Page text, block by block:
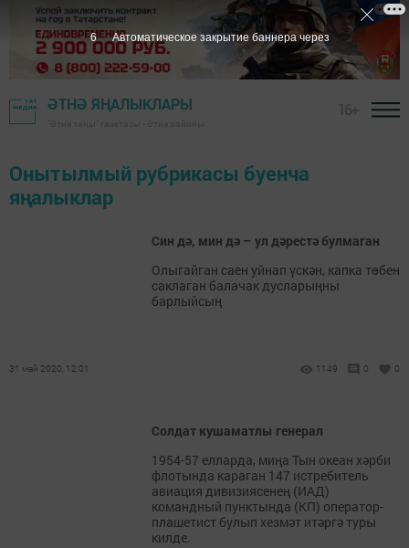
ӘТНӘ ЯҢАЛЫКЛАРЫ
Онытылмый рубрикасы буенча
яңалыклар
Син дә, мин дә – ул дәрестә булмаган
Олыгайган саен уйнап үскән, капка төбен
саклаган балачак дусларыңны
барлыйсың
31 май 2020, 12:01 1149 0 0
Солдат кушаматлы генерал
1954-57 елларда, миңа Тын океан хәрби
флотында караган 147 истребитель
авиация дивизиясенең (ИАД)
командный пунктында (КП) оператор-
плашетист булып хезмәт итәргә туры
килде.
6 Автоматическое закрытие баннера через